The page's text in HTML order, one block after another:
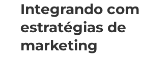
Integrando
estratégias de
marketing